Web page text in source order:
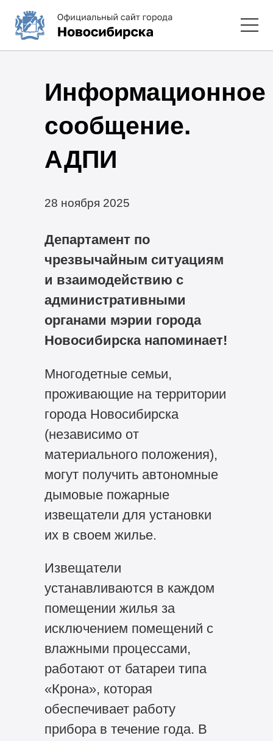
Информационное
сообщение.
АДПИ
28 ноября 2025
Департамент по
чрезвычайным ситуациям
и взаимодействию с
административными
органами мэрии города
Новосибирска напоминает!
Многодетные семьи,
проживающие на территории
города Новосибирска
(независимо от
материального положения),
могут получить автономные
дымовые пожарные
извещатели для установки
их в своем жилье.
Извещатели
устанавливаются в каждом
помещении жилья за
исключением помещений с
влажными процессами,
работают от батареи типа
«Крона», которая
обеспечивает работу
прибора в течение года. В